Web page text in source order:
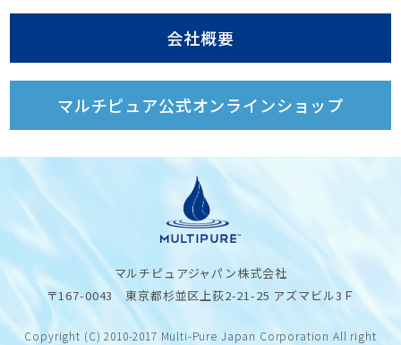
会社概要
マルチピュア公式オンラインショップ
マルチピュアジャパン株式会社
〒167-0043 東京都杉並区上荻2-21-25 アズマビル3Ｆ
Copyright (C) 2010-2017 Multi-Pure Japan Corporation All right